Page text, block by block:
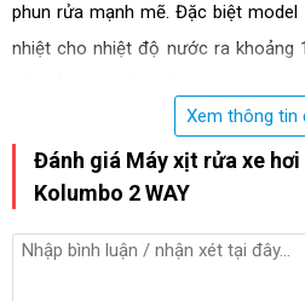
phun rửa mạnh mẽ. Đặc biệt
nhiệt cho nhiệt độ nước ra khoảng
xe… Không chỉ làm sạch hiệu quả
điện năng tiêu thụ.
- Bình chứa nước có dung tích 24
liên tục mà không cần ngừng để
Xem thông tin
Đánh giá Máy xịt rửa xe
Kolumbo 2 WAY